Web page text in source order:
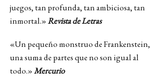
juegos, tan profunda, tan ambiciosa, tan
inmortal.»Revista de Letras
«Un pequeño monstruo de Frankenstein,
una suma de partes que no son igual al
todo.»Mercurio